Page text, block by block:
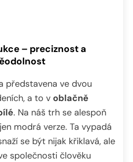
– preciznost a
představena ve dvou
a to v oblačně
. Na náš trh se alespoň
modrá verze. Ta vypadá
se být nijak křiklavá, ale
společnosti člověku